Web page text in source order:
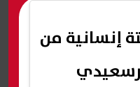
إنسانية من